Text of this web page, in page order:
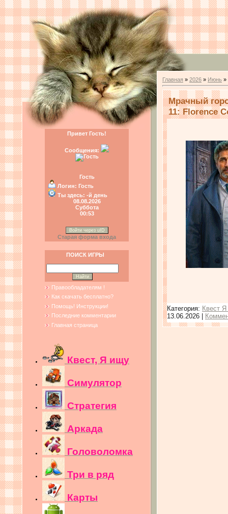
Привет Гость!
Сообщения:
Гость
Логин: Гость
Ты здесь: -й день
08.08.2026
Суббота
00:53
Войти через uID
Старая форма входа
ПОИСК ИГРЫ
Правообладателям !
Как скачать бесплатно?
Помощь! Инструкции!
Последние комментарии
Главная страница
Квест, Я ищу
Симулятор
Стратегия
Аркада
Головоломка
Три в ряд
Карты
Главная » 2026 » Июнь »
Мрачный
11: Florence
Категория: Квест
13.06.2026 |